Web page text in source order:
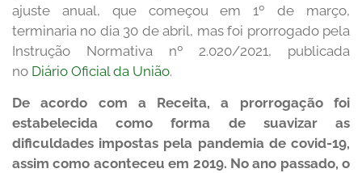
ajuste anual, que começou em 1º de março,
terminaria no dia 30 de abril, mas foi prorrogado pela
Instrução Normativa nº 2.020/2021, publicada
no Diário Oficial da União.
De acordo com a Receita, a prorrogação foi
estabelecida como forma de suavizar as
dificuldades impostas pela pandemia de covid-19,
assim como aconteceu em 2019. No ano passado, o